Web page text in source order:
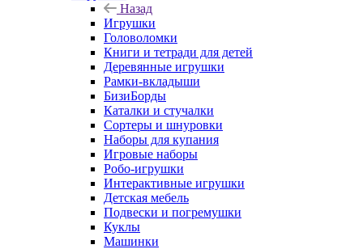
Назад
Игрушки
Головоломки
Книги и тетради для детей
Деревянные игрушки
Рамки-вкладыши
БизиБорды
Каталки и стучалки
Сортеры и шнуровки
Наборы для купания
Игровые наборы
Робо-игрушки
Интерактивные игрушки
Детская мебель
Подвески и погремушки
Куклы
Машинки